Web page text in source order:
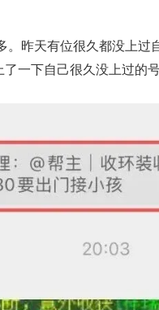
。昨天有位很久都没上过
了一下自己很久没上过的